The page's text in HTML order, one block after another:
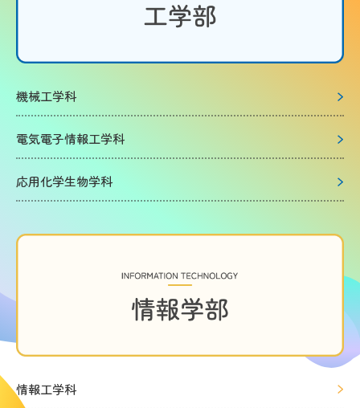
機械工学科
電気電子情報工学科
応用化学生物学科
情報工学科